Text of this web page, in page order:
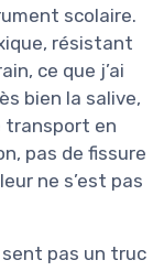
scolaire.
résistant
ce que j’ai
bien la salive,
transport en
pas de fissure
ne s’est pas
pas un truc